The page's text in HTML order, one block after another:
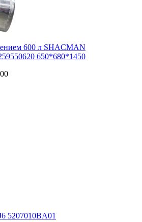
600 л SHACMAN
650*680*1450
5207010BA01